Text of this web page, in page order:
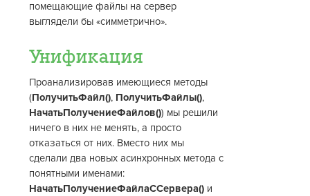
помещающие файлы на сервер
выглядели бы «симметрично».
Унификация
Проанализировав имеющиеся методы
(ПолучитьФайл(), ПолучитьФайлы(),
НачатьПолучениеФайлов()) мы решили
ничего в них не менять, а просто
отказаться от них. Вместо них мы
сделали два новых асинхронных метода с
понятными именами:
НачатьПолучениеФайлаССервера() и